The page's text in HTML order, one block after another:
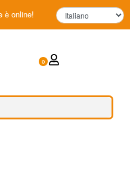
è online!
0